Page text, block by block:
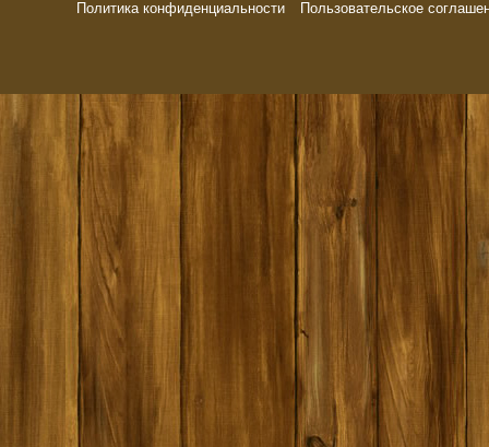
Политика конфиденциальности Пользовательское